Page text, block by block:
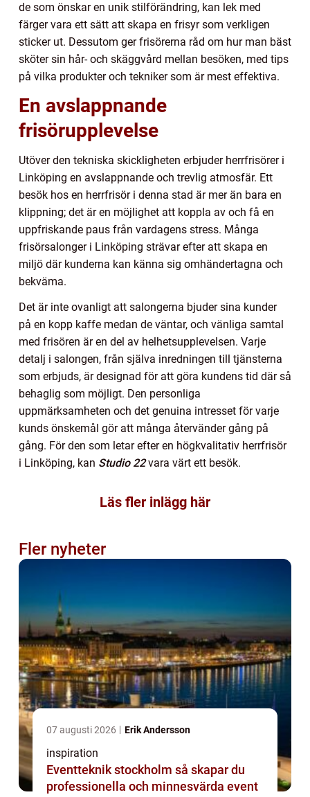
de som önskar en unik stilförändring, kan lek med
färger vara ett sätt att skapa en frisyr som verkligen
sticker ut. Dessutom ger frisörerna råd om hur man bäst
sköter sin hår- och skäggvård mellan besöken, med tips
på vilka produkter och tekniker som är mest effektiva.
En avslappnande
frisörupplevelse
Utöver den tekniska skickligheten erbjuder herrfrisörer i
Linköping en avslappnande och trevlig atmosfär. Ett
besök hos en herrfrisör i denna stad är mer än bara en
klippning; det är en möjlighet att koppla av och få en
uppfriskande paus från vardagens stress. Många
frisörsalonger i Linköping strävar efter att skapa en
miljö där kunderna kan känna sig omhändertagna och
bekväma.
Det är inte ovanligt att salongerna bjuder sina kunder
på en kopp kaffe medan de väntar, och vänliga samtal
med frisören är en del av helhetsupplevelsen. Varje
detalj i salongen, från själva inredningen till tjänsterna
som erbjuds, är designad för att göra kundens tid där så
behaglig som möjligt. Den personliga
uppmärksamheten och det genuina intresset för varje
kunds önskemål gör att många återvänder gång på
gång. För den som letar efter en högkvalitativ herrfrisör
i Linköping, kan Studio 22vara värt ett besök.
Läs fler inlägg här
Fler nyheter
07 augusti 2026 Erik Andersson
inspiration
Eventteknik stockholm så skapar du
professionella och minnesvärda event